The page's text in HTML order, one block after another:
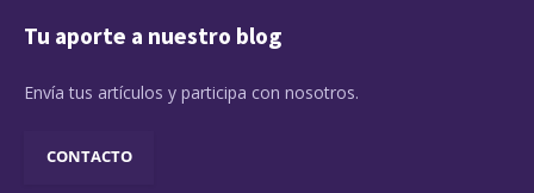
Tu aporte a nuestro blog
Envía tus artículos y participa con nosotros.
CONTACTO